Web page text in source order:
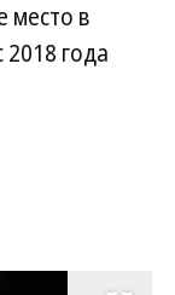
место в
года